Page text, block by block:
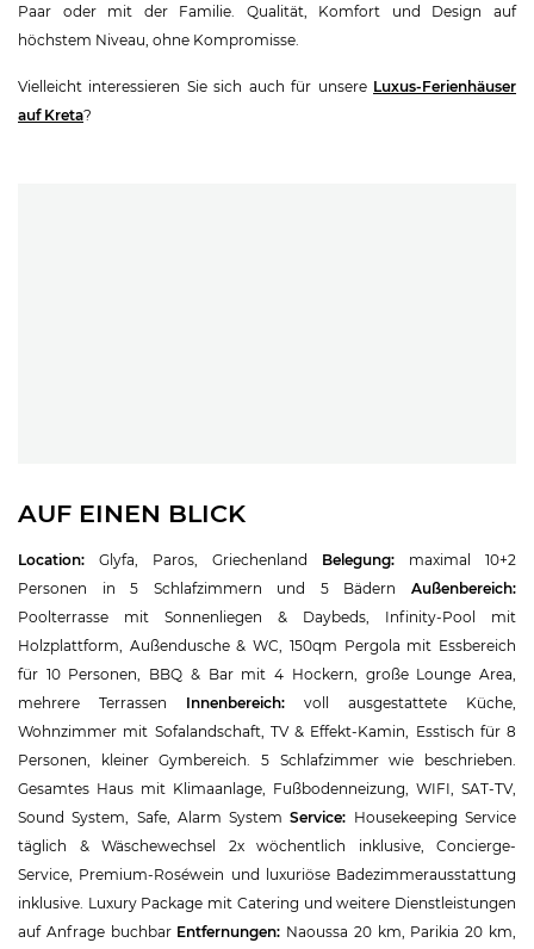
Paar oder mit der Familie. Qualität, Komfort und Design auf
höchstem Niveau, ohne Kompromisse.
Vielleicht interessieren Sie sich auch für unsere Luxus-Ferienhäuser
auf Kreta?
AUF EINEN BLICK
Location: Glyfa, Paros, Griechenland Belegung: maximal 10+2
Personen in 5 Schlafzimmern und 5 Bädern Außenbereich:
Poolterrasse mit Sonnenliegen & Daybeds, Infinity-Pool mit
Holzplattform, Außendusche & WC, 150qm Pergola mit Essbereich
für 10 Personen, BBQ & Bar mit 4 Hockern, große Lounge Area,
mehrere Terrassen Innenbereich: voll ausgestattete Küche,
Wohnzimmer mit Sofalandschaft, TV & Effekt-Kamin, Esstisch für 8
Personen, kleiner Gymbereich. 5 Schlafzimmer wie beschrieben.
Gesamtes Haus mit Klimaanlage, Fußbodenneizung, WIFI, SAT-TV,
Sound System, Safe, Alarm SystemService: Housekeeping Service
täglich & Wäschewechsel 2x wöchentlich inklusive, Concierge-
Service, Premium-Roséwein und luxuriöse Badezimmerausstattung
inklusive. Luxury Package mit Catering und weitere Dienstleistungen
auf Anfrage buchbar Entfernungen: Naoussa 20 km, Parikia 20 km,